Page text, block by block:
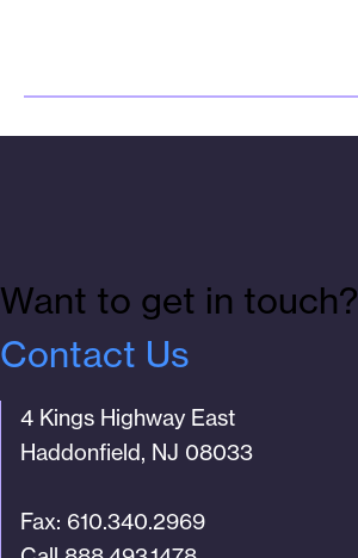
Want to get in touch?
Contact Us
4 Kings Highway East
Haddonfield, NJ 08033
Fax: 610.340.2969